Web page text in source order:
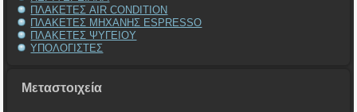
ΠΛΑΚΕΤΕΣ AIR CONDITION
ΠΛΑΚΕΤΕΣ ΜΗΧΑΝΗΣ ESPRESSO
ΠΛΑΚΕΤΕΣ ΨΥΓΕΙΟΥ
ΥΠΟΛΟΓΙΣΤΕΣ
Μεταστοιχεία